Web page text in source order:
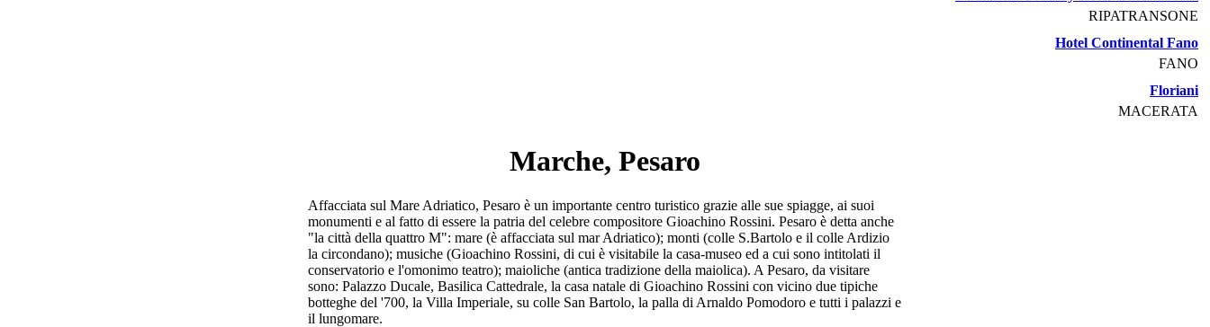
RIPATRANSONE
Hotel Continental Fano
FANO
Floriani
MACERATA
Marche, Pesaro
Affacciata sul Mare Adriatico, Pesaro è un importante centro turistico grazie alle sue spiagge, ai suoi
monumenti e al fatto di essere la patria del celebre compositore Gioachino Rossini. Pesaro è detta anche
"la città della quattro M": mare (è affacciata sul mar Adriatico); monti (colle S.Bartolo e il colle Ardizio
la circondano); musiche (Gioachino Rossini, di cui è visitabile la casa-museo ed a cui sono intitolati il
conservatorio e l'omonimo teatro); maioliche (antica tradizione della maiolica). A Pesaro, da visitare
sono: Palazzo Ducale, Basilica Cattedrale, la casa natale di Gioachino Rossini con vicino due tipiche
botteghe del '700, la Villa Imperiale, su colle San Bartolo, la palla di Arnaldo Pomodoro e tutti i palazzi e
il lungomare.